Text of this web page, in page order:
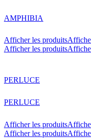
AMPHIBIA
Afficher les produits
Afficher les produits
PERLUCE
PERLUCE
Afficher les produits
Afficher les produits